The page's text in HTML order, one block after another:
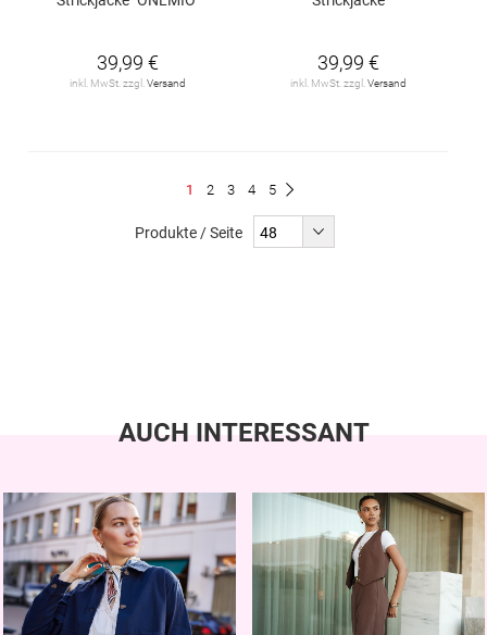
39,99 €
inkl. MwSt. zzgl. Versand
39,99 €
inkl. MwSt. zzgl. Versand
Du
1 Seite
2 Seite
3 Seite
4 Seite
5
Produkte / Seite
AUCH INTERESSANT